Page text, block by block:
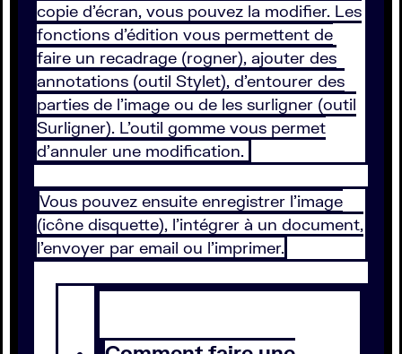
copie d’écran, vous pouvez la modifier. Les
fonctions d’édition vous permettent de
faire un recadrage (rogner), ajouter des
annotations (outil Stylet), d’entourer des
parties de l’image ou de les surligner (outil
Surligner). L’outil gomme vous permet
d’annuler une modification.
Vous pouvez ensuite enregistrer l’image
(icône disquette), l’intégrer à un document,
l’envoyer par email ou l’imprimer.